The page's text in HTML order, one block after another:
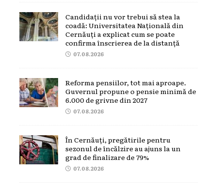
Candidații nu vor trebui să stea la
coadă: Universitatea Națională din
Cernăuți a explicat cum se poate
confirma înscrierea de la distanță
07.08.2026
Reforma pensiilor, tot mai aproape.
Guvernul propune o pensie minimă de
6.000 de grivne din 2027
07.08.2026
În Cernăuți, pregătirile pentru
sezonul de încălzire au ajuns la un
grad de finalizare de 79%
07.08.2026